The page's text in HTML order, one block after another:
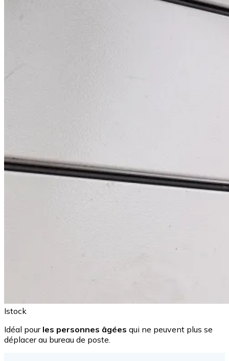
Istock
Idéal pour les personnes âgées qui ne peuvent plus se
déplacer au bureau de poste.